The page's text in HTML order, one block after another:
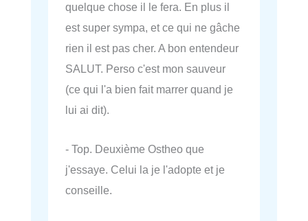
quelque chose il le fera. En plus il
est super sympa, et ce qui ne gâche
rien il est pas cher. A bon entendeur
SALUT. Perso c'est mon sauveur
(ce qui l'a bien fait marrer quand je
lui ai dit).
- Top. Deuxième Ostheo que
j'essaye. Celui la je l'adopte et je
conseille.